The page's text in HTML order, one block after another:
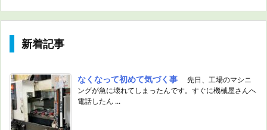
新着記事
なくなって初めて気づく事
先日、工場のマシニ
ングが急に壊れてしまったんです。すぐに機械屋さんへ
電話したん ...